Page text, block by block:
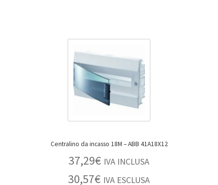
Centralino da incasso 18M – ABB 41A18X12
37,29€ IVA INCLUSA
30,57€ IVA ESCLUSA